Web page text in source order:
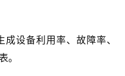
成设备利用率、故障率、
。